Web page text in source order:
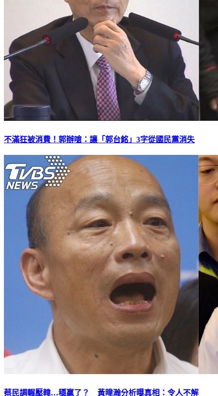
不滿狂被消費！郭辦嗆：讓「郭台銘」3字從國民黨消失
蔡民調輾壓韓…穩贏了？ 黃暐瀚分析曝真相：令人不解